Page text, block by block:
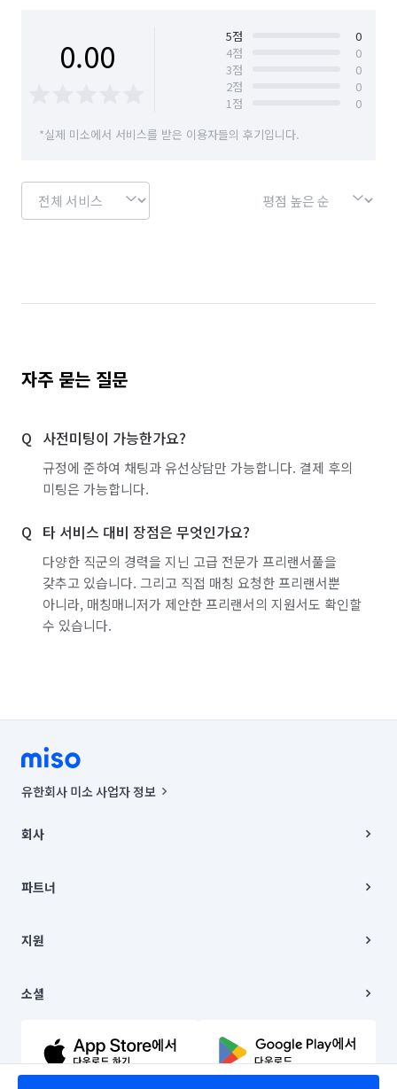
0.00 5점
0
4점
0
3점
0
2점
0
1점
0
*실제 미소에서 서비스를 받은 이용자들의 후기입니다.
자주 묻는 질문
사전미팅이 가능한가요?
규정에 준하여 채팅과 유선상담만 가능합니다. 결제 후의
미팅은 가능합니다.
타 서비스 대비 장점은 무엇인가요?
다양한 직군의 경력을 지닌 고급 전문가 프리랜서풀을
갖추고 있습니다. 그리고 직접 매칭 요청한 프리랜서뿐
아니라, 매칭매니저가 제안한 프리랜서의 지원서도 확인할
수 있습니다.
유한회사 미소 사업자 정보
00019 |
주소 | 본사: 서울특별시 종로구 율곡로 6(중학동, 트윈트리빌딩) B동 5층
컨택센터 : 서울특별시 종로구 수송동 율곡로 24, 7층, 8층 미소
상품, 상품정보, 거래에 관한 의무와 책임은 거래당사자에게 있습니다.
언론 보도 관련 문의:
© 유한회사 미소. Miso, Inc. All Rights Reserved.
회사
채용
파트너
이사
지원
이용약관
문의하기
소셜
유튜브